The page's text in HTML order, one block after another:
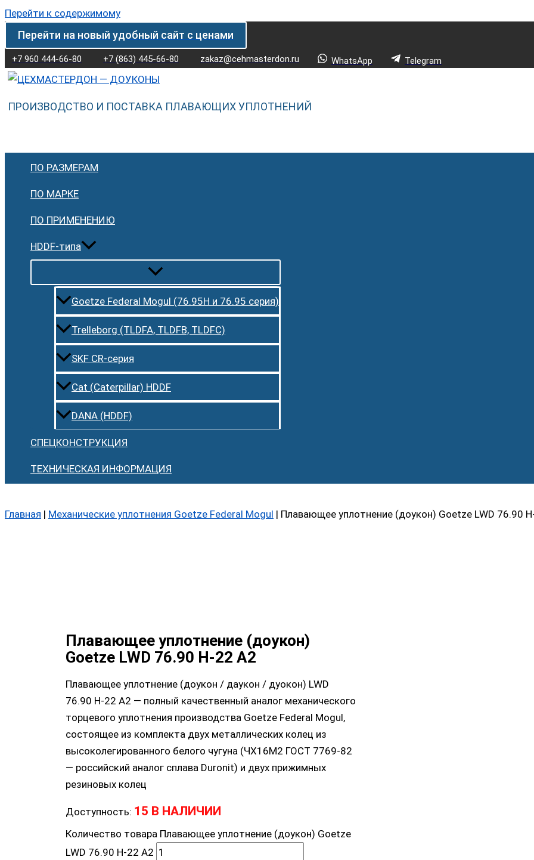
Перейти к содержимому
Перейти на новый удобный сайт с ценами
+7 960 444-66-80 +7 (863) 445-66-80 zakaz@cehmasterdon.ru WhatsApp Telegram
ПРОИЗВОДСТВО И ПОСТАВКА ПЛАВАЮЩИХ УПЛОТНЕНИЙ
ПО РАЗМЕРАМ
ПО МАРКЕ
ПО ПРИМЕНЕНИЮ
HDDF-типа
Goetze Federal Mogul (76.95H и 76.95 серия)
Trelleborg (TLDFA, TLDFB, TLDFC)
SKF CR-серия
Cat (Caterpillar) HDDF
DANA (HDDF)
СПЕЦКОНСТРУКЦИЯ
ТЕХНИЧЕСКАЯ ИНФОРМАЦИЯ
Главная | Механические уплотнения Goetze Federal Mogul | Плавающее уплотнение (доукон) Goetze LWD 76.90
Плавающее уплотнение (доукон)
Goetze LWD 76.90 H-22 A2
Плавающее уплотнение (доукон / даукон / дуокон) LWD
76.90 H-22 A2 — полный качественный аналог механического
торцевого уплотнения производства Goetze Federal Mogul,
состоящее из комплекта двух металлических колец из
высоколегированного белого чугуна (ЧХ16М2 ГОСТ 7769-82
— российский аналог сплава Duronit) и двух прижимных
резиновых колец
Доступность: 15 В НАЛИЧИИ
Количество товара Плавающее уплотнение (доукон) Goetze
LWD 76.90 H-22 A2